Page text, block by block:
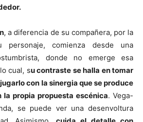
, a diferencia de su compañera, por la
personaje, comienza desde una
donde no emerge esa
cual, su contraste se halla en tomar
con la sinergia que se produce
la propia propuesta escénica. Vega-
se puede ver una desenvoltura